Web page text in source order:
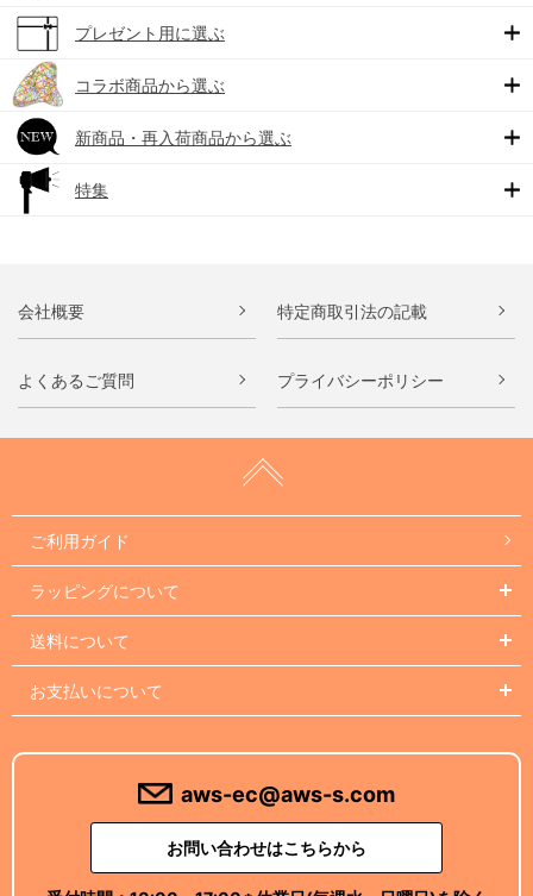
プレゼント用に選ぶ
コラボ商品から選ぶ
新商品・再入荷商品から選ぶ
特集
会社概要 特定商取引法の記載
よくあるご質問 プライバシーポリシー
ご利用ガイド
ラッピングについて
送料について
お支払いについて
aws-ec@aws-s.com
お問い合わせはこちらから